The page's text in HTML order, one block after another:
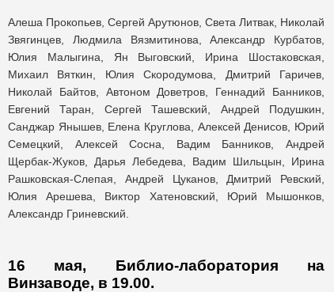
Алеша Прокопьев, Сергей Арутюнов, Света Литвак, Николай
Звягинцев, Людмила Вязмитинова, Александр Курбатов,
Юлия Малыгина, Ян Выговский, Ирина Шостаковская,
Михаил Вяткин, Юлия Скородумова, Дмитрий Гаричев,
Николай Байтов, Автоном Доветров, Геннадий Банников,
Евгений Таран, Сергей Ташевский, Андрей Подушкин,
Санджар Янышев, Елена Круглова, Алексей Денисов, Юрий
Семецкий, Алексей Сосна, Вадим Банников, Андрей
Щербак-Жуков, Дарья Лебедева, Вадим Шильцын, Ирина
Рашковская-Слепая, Андрей Цуканов, Дмитрий Ревский,
Юлия Арешева, Виктор Хатеновский, Юрий Мышонков,
Александр Гриневский.
16 мая, Библио-лаборатория на
Винзаводе, в 19.00.